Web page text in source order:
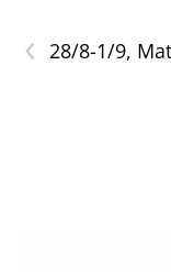
‹ 28/8-1/9,